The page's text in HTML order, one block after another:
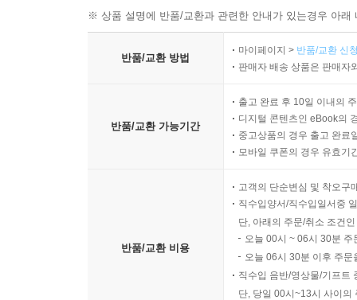
※ 상품 설명에 반품/교환과 관련한 안내가 있는경우 아
반품/교환 방법
마이페이지 > 반품/교환 신
판매자 배송 상품은 판매자
반품/교환 가능기간
출고 완료 후 10일 이내의
디지털 콘텐츠인 eBook의
중고상품의 경우 출고 완료
모바일 쿠폰의 경우 유효기
반품/교환 비용
고객의 단순변심 및 착오구
직수입양서/직수입일서중
단, 아래의 주문/취소 조건
오늘 00시 ~ 06시 30분
오늘 06시 30분 이후 주
직수입 음반/영상물/기프트
단, 당일 00시~13시 사이의